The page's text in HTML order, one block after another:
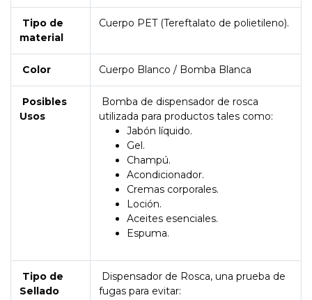
Tipo de
material
Cuerpo PET (Tereftalato de polietileno).
Color Cuerpo Blanco / Bomba Blanca
Posibles
Usos
Bomba de dispensador de rosca
utilizada para productos tales como:
Jabón líquido.
Gel.
Champú.
Acondicionador.
Cremas corporales.
Loción.
Aceites esenciales.
Espuma.
Tipo de
Sellado
Dispensador de Rosca, una prueba de
fugas para evitar: